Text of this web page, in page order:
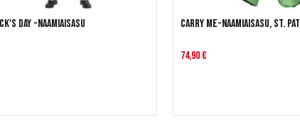
Day -naamiaisasu Carry me-naamiaisasu, St.
74,90 €